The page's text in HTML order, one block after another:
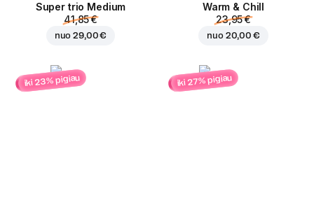
Super trio Medium
41,85 €
nuo29,00 €
Warm & Chill
23,95 €
nuo 20,00 €
iki 23% pigiau iki 27% pigiau